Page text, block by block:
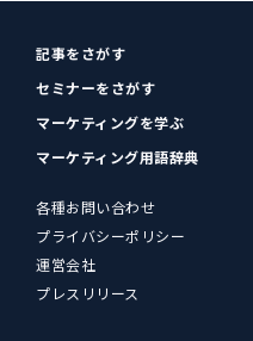
記事をさがす
セミナーをさがす
マーケティングを学ぶ
マーケティング用語辞典
各種お問い合わせ
プライバシーポリシー
運営会社
プレスリリース